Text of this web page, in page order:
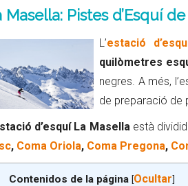
Masella: Pistes d’Esquí
L’estació
quilòmetres
negres. A més,
de preparació de
d’esquí La Masellaestà
, Coma Oriola, Coma Pregona,
Contenidos de la página [Ocultar]